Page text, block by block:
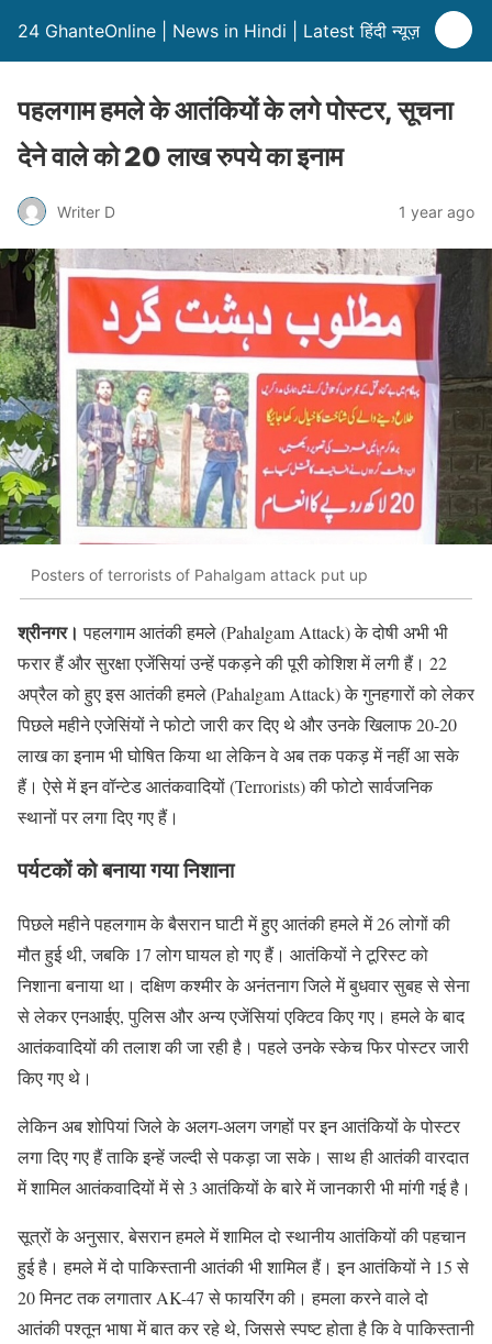
24 GhanteOnline | News in Hindi | Latest हिंदी न्यूज़
पहलगाम हमले के आतंकियों के लगे पोस्टर, सूचना
देने वाले को 20 लाख रुपये का इनाम
Writer D 1 year ago
Posters of terrorists of Pahalgam attack put up
श्रीनगर। पहलगाम आतंकी हमले (Pahalgam Attack) के दोषी अभी भी
फरार हैं और सुरक्षा एजेंसियां उन्हें पकड़ने की पूरी कोशिश में लगी हैं। 22
अप्रैल को हुए इस आतंकी हमले (Pahalgam Attack) के गुनहगारों को लेकर
पिछले महीने एजेसिंयों ने फोटो जारी कर दिए थे और उनके खिलाफ 20-20
लाख का इनाम भी घोषित किया था लेकिन वे अब तक पकड़ में नहीं आ सके
हैं। ऐसे में इन वॉन्टेड आतंकवादियों (Terrorists) की फोटो सार्वजनिक
स्थानों पर लगा दिए गए हैं।
पर्यटकों को बनाया गया निशाना
पिछले महीने पहलगाम के बैसरान घाटी में हुए आतंकी हमले में 26 लोगों की
मौत हुई थी, जबकि 17 लोग घायल हो गए हैं। आतंकियों ने टूरिस्ट को
निशाना बनाया था। दक्षिण कश्मीर के अनंतनाग जिले में बुधवार सुबह से सेना
से लेकर एनआईए, पुलिस और अन्य एजेंसियां एक्टिव किए गए। हमले के बाद
आतंकवादियों की तलाश की जा रही है। पहले उनके स्केच फिर पोस्टर जारी
किए गए थे।
लेकिन अब शोपियां जिले के अलग-अलग जगहों पर इन आतंकियों के पोस्टर
लगा दिए गए हैं ताकि इन्हें जल्दी से पकड़ा जा सके। साथ ही आतंकी वारदात
में शामिल आतंकवादियों में से 3 आतंकियों के बारे में जानकारी भी मांगी गई है।
सूत्रों के अनुसार, बेसरान हमले में शामिल दो स्थानीय आतंकियों की पहचान
हुई है। हमले में दो पाकिस्तानी आतंकी भी शामिल हैं। इन आतंकियों ने 15 से
20 मिनट तक लगातार AK-47 से फायरिंग की। हमला करने वाले दो
आतंकी पश्तून भाषा में बात कर रहे थे, जिससे स्पष्ट होता है कि वे पाकिस्तानी